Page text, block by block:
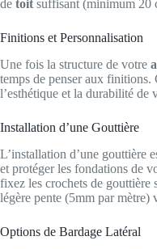
de toit suffisant (minimum 20
Finitions et Personnalisation
Une fois la structure de votre
temps de penser aux finitions.
l’esthétique et la durabilité de
Installation d’une Gouttière
L’installation d’une gouttière
et protéger les fondations de
fixez les crochets de gouttière
légère pente (5mm par mètre)
Options de Bardage Latéral